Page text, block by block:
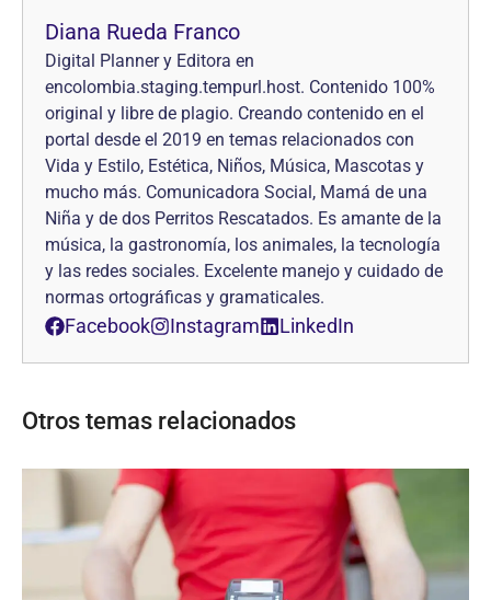
Diana Rueda Franco
Digital Planner y Editora en
encolombia.staging.tempurl.host. Contenido 100%
original y libre de plagio. Creando contenido en el
portal desde el 2019 en temas relacionados con
Vida y Estilo, Estética, Niños, Música, Mascotas y
mucho más. Comunicadora Social, Mamá de una
Niña y de dos Perritos Rescatados. Es amante de la
música, la gastronomía, los animales, la tecnología
y las redes sociales. Excelente manejo y cuidado de
normas ortográficas y gramaticales.
Facebook Instagram LinkedIn
Otros temas relacionados